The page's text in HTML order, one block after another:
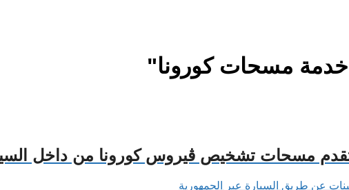
مسحات كورونا"
مسحات تشخيص ڤيروس كورونا من داخل